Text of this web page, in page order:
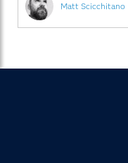
Matt Scicchitano